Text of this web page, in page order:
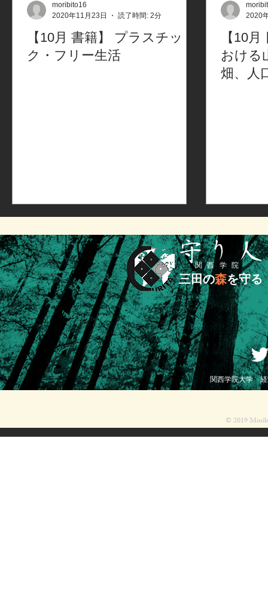
【10月 書籍】 プラスチッ
ク・フリー生活
moribito16
2020年11月23日
読了時間: 2分
【10
おける
畑、人
2020
​守り人
​関西学院
三田の森を守る
関西学院大学
© 2019